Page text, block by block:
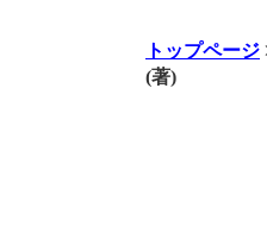
トップページ
(著)